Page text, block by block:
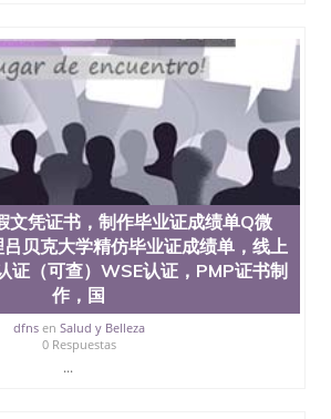
学文凭真制作QQ微信551190476办
QQ微信551190476国外大学有毕业
办理国外毕业证价格QQ微信
号查询QQ微信551190476办理国外
微信551190476办国外可查文凭
网上购买真文凭可信吗QQ微信
位证书查询机构QQ微信551190476
QQ微信551190476如何办理学历认
海外文凭认证办理QQ微信
州立大学（San Jose State
“圣荷西州立大学”）成立于1857
是加州历史悠久的大学之一，也是美
之一。位于圣何塞市San Jose中
。它是一所位于加利福尼亚州的著
，它以极高的就业率，全美名列前
厚的多元化学术氛围，杰出的本科
文凭证书，制作毕业证成绩单Q微
贝克大学精仿毕业证成绩单，线上
证（可查）WSE认证，PMP证书制
作，国
dfnsen Salud y Belleza
0 Respuestas
...